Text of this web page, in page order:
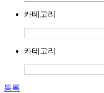
카테고리
카테고리
등록